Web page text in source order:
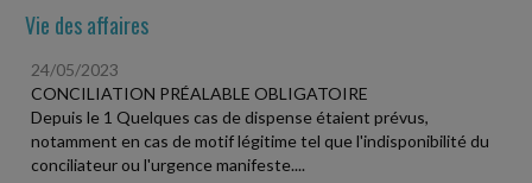
Vie des affaires
24/05/2023
CONCILIATION PRÉALABLE OBLIGATOIRE
Depuis le 1 Quelques cas de dispense étaient prévus,
notamment en cas de motif légitime tel que l'indisponibilité du
conciliateur ou l'urgence manifeste....